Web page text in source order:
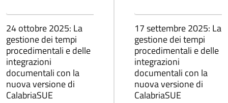
24 ottobre 2025: La
gestione dei tempi
procedimentali e delle
integrazioni
documentali con la
nuova versione di
CalabriaSUE
17 settembre 2025: La
gestione dei tempi
procedimentali e delle
integrazioni
documentali con la
nuova versione di
CalabriaSUE